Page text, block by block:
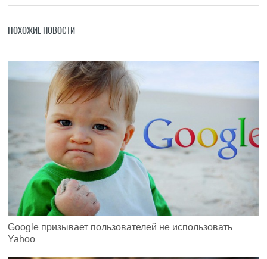
ПОХОЖИЕ НОВОСТИ
Google призывает пользователей не использовать
Yahoo